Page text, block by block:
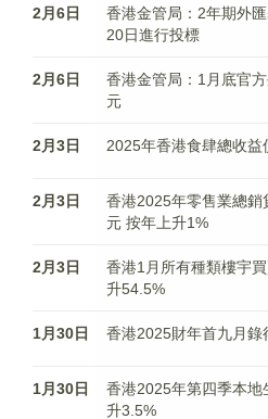
2月6日
香港金管局：2年期外
20日進行投標
2月6日
香港金管局：1月底官
元
2月3日 ​2025年香港食肆總收
2月3日
香港2025年零售業總
元 按年上升1%
2月3日
香港1月所有種類樓宇
升54.5%
1月30日 香港2025財年首九月錄
1月30日
香港2025年第四季本
升3.5%